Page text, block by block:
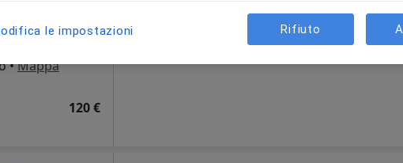
•Mappa
120 €
le impostazioni Rifiuto